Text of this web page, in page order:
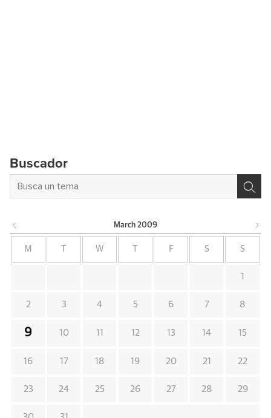
Buscador
March 2009
M W F S S
1
2 3 4 5 6 7 8
9 10 11 12 13 14 15
16 17 18 19 20 21 22
23 24 25 26 27 28 29